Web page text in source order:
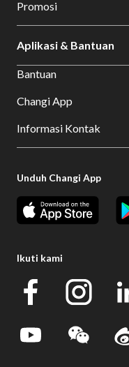
Promosi
Aplikasi & Bantuan
Bantuan
Changi App
Informasi Kontak
Unduh Changi App
Ikuti kami